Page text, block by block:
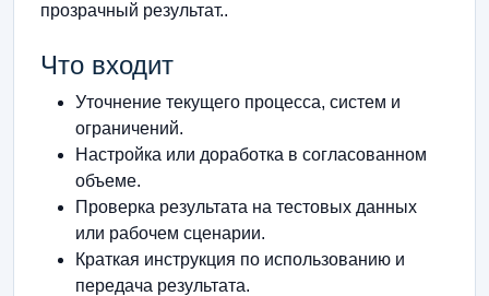
прозрачный результат..
Что входит
Уточнение текущего процесса, систем и
ограничений.
Настройка или доработка в согласованном
объеме.
Проверка результата на тестовых данных
или рабочем сценарии.
Краткая инструкция по использованию и
передача результата.